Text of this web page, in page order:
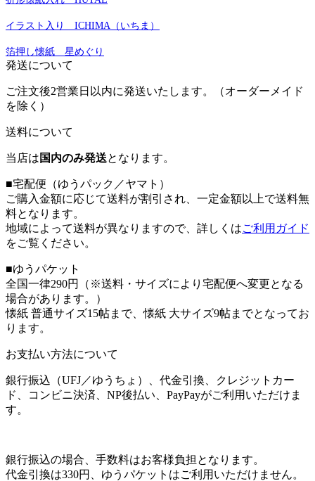
イラスト入り ICHIMA（いちま）
箔押し懐紙 星めぐり
発送について
ご注文後2営業日以内に発送いたします。（オーダーメイド
を除く）
送料について
当店は 国内のみ発送となります。
■宅配便（ゆうパック／ヤマト）
ご購入金額に応じて送料が割引され、一定金額以上で送料無
料となります。
地域によって送料が異なりますので、詳しくはご利用ガイド
をご覧ください。
■ゆうパケット
全国一律290円（※送料・サイズにより宅配便へ変更となる
場合があります。）
懐紙 普通サイズ15帖まで、懐紙 大サイズ9帖までとなってお
ります。
お支払い方法について
銀行振込（UFJ／ゆうちょ）、代金引換、クレジットカー
ド、コンビニ決済、NP後払い、PayPayがご利用いただけま
す。
銀行振込の場合、手数料はお客様負担となります。
代金引換は330円、ゆうパケットはご利用いただけません。